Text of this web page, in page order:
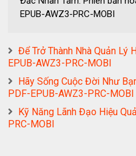
EPUB-AWZ3-PRC-MOBI
Để Trở Thành Nhà Quản Lý
EPUB-AWZ3-PRC-MOBI
Hãy Sống Cuộc Đời Như
PDF-EPUB-AWZ3-PRC-MOBI
Kỹ Năng Lãnh Đạo Hiệu
PRC-MOBI